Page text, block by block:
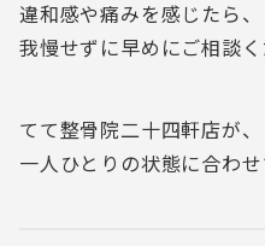
違和感や痛みを感じたら、
我慢せずに早めにご相談く
てて整骨院二十四軒店が、
一人ひとりの状態に合わ